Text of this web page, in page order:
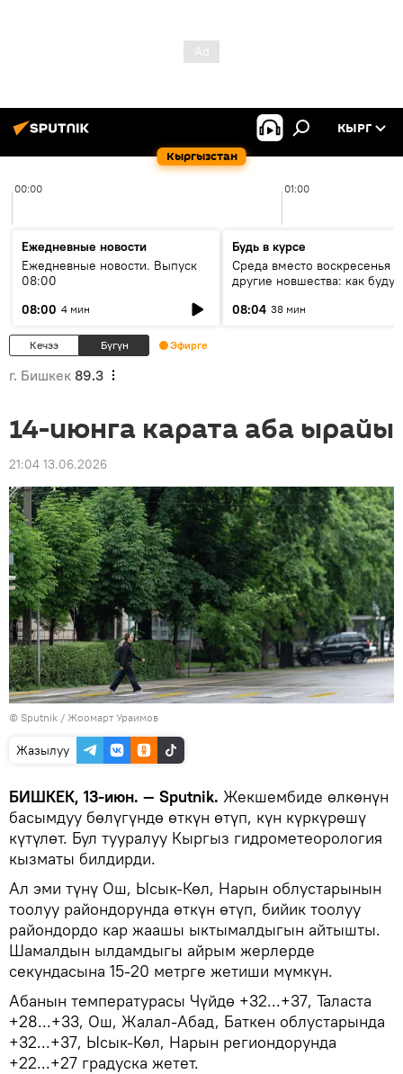
Кыргызстан
КЫРГ
00:00 01:00
Ежедневные новости
Ежедневные новости. Выпуск
08:00
08:00 4 мин
Будь в курсе
Среда вместо воскресенья и
другие новшества: как будут
08:04 38 мин
Кечээ Бүгүн Эфирге
г. Бишкек 89.3
14-июнга карата аба ырайы
21:04 13.06.2026
© Sputnik / Жоомарт Ураимов
Жазылуу
БИШКЕК, 13-июн. — Sputnik. Жекшембиде өлкөнүн
басымдуу бөлүгүндө өткүн өтүп, күн күркүрөшү
күтүлөт. Бул тууралуу Кыргыз гидрометеорология
кызматы билдирди.
Ал эми түнү Ош, Ысык-Көл, Нарын облустарынын
тоолуу райондорунда өткүн өтүп, бийик тоолуу
райондордо кар жаашы ыктымалдыгын айтышты.
Шамалдын ылдамдыгы айрым жерлерде
секундасына 15-20 метрге жетиши мүмкүн.
Абанын температурасы Чүйдө +32...+37, Таласта
+28...+33, Ош, Жалал-Абад, Баткен облустарында
+32...+37, Ысык-Көл, Нарын региондорунда
+22...+27 градуска жетет.